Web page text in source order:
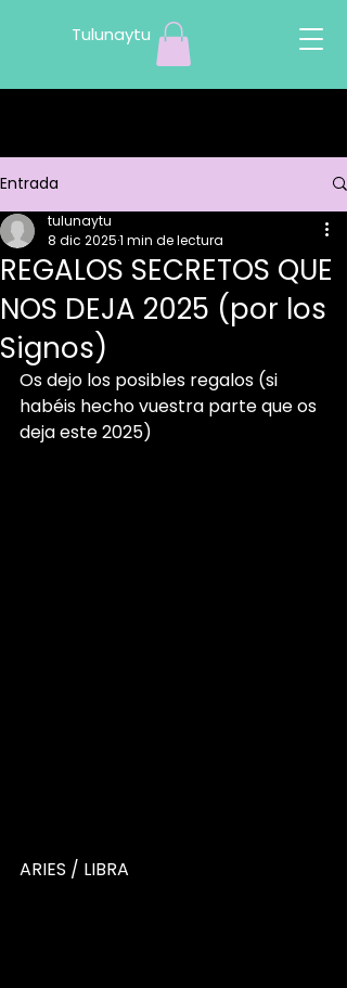
Tulunaytu
Entrada
REGALOS SECRETOS QUE
NOS DEJA 2025 (por los
Signos)
tulunaytu
8 dic 20251 min de lectura
Os dejo los posibles regalos (si
habéis hecho vuestra parte que os
deja este 2025)
ARIES / LIBRA